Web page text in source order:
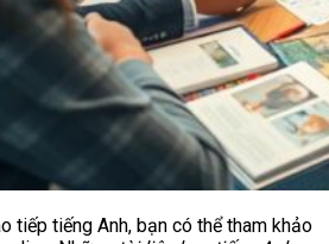
tiếp tiếng Anh, bạn có thể tham khảo